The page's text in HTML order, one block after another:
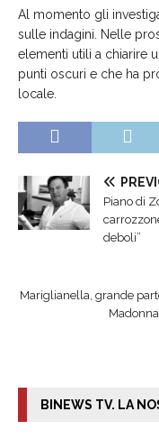
Al momento gli
sulle indagini. Nelle
elementi utili a chiarire
punti oscuri e che ha
locale.
Piano di
deboli”
Mariglianella, grande
BINEWS TV. LA